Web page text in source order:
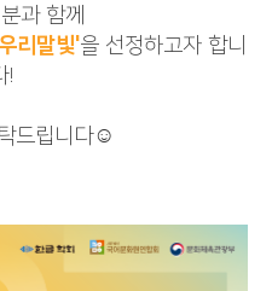
과 함께
리말빛'을 선정하고자 합니
!
드립니다☺️